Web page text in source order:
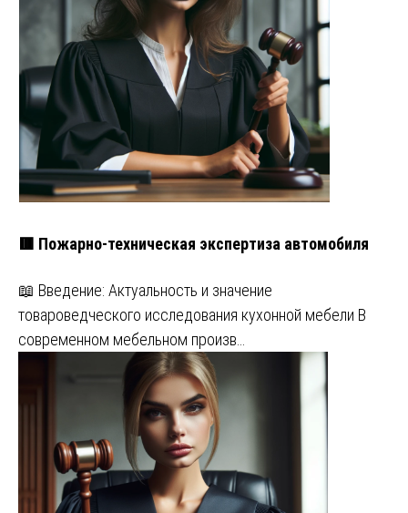
🟥 Пожарно-техническая экспертиза автомобиля
📖 Введение: Актуальность и значение
товароведческого исследования кухонной мебели В
современном мебельном произв…